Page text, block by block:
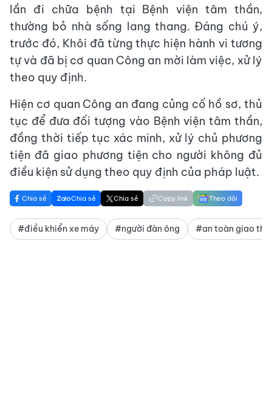
lần đi chữa bệnh tại Bệnh viện tâm thần,
thường bỏ nhà sống lang thang. Đáng chú ý,
trước đó, Khôi đã từng thực hiện hành vi tương
tự và đã bị cơ quan Công an mời làm việc, xử lý
theo quy định.
Hiện cơ quan Công an đang củng cố hồ sơ, thủ
tục để đưa đối tượng vào Bệnh viện tâm thần,
đồng thời tiếp tục xác minh, xử lý chủ phương
tiện đã giao phương tiện cho người không đủ
điều kiện sử dụng theo quy định của pháp luật.
Chia sẻ Chia sẻ Chia sẻ Copy link Theo dõi
#điều khiển xe máy #người đàn ông #an toàn giao